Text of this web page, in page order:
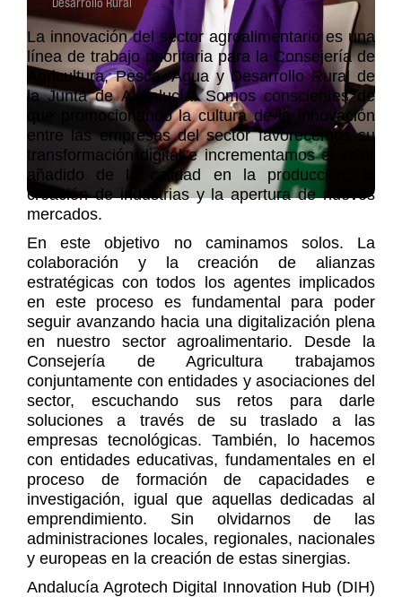
La innovación del sector agroalimentario es una
línea de trabajo prioritaria para la Consejería de
Agricultura, Pesca, Agua y Desarrollo Rural de
la Junta de Andalucía. Somos conscientes de
que promocionando la cultura de la innovación
entre las empresas del sector favorecemos su
transformación digital e incrementamos el valor
añadido de la calidad en la producción, la
creación de industrias y la apertura de nuevos
mercados.
En este objetivo no caminamos solos. La
colaboración y la creación de alianzas
estratégicas con todos los agentes implicados
en este proceso es fundamental para poder
seguir avanzando hacia una digitalización plena
en nuestro sector agroalimentario. Desde la
Consejería de Agricultura trabajamos
conjuntamente con entidades y asociaciones del
sector, escuchando sus retos para darle
soluciones a través de su traslado a las
empresas tecnológicas. También, lo hacemos
con entidades educativas, fundamentales en el
proceso de formación de capacidades e
investigación, igual que aquellas dedicadas al
emprendimiento. Sin olvidarnos de las
administraciones locales, regionales, nacionales
y europeas en la creación de estas sinergias.
Andalucía Agrotech Digital Innovation Hub (DIH)